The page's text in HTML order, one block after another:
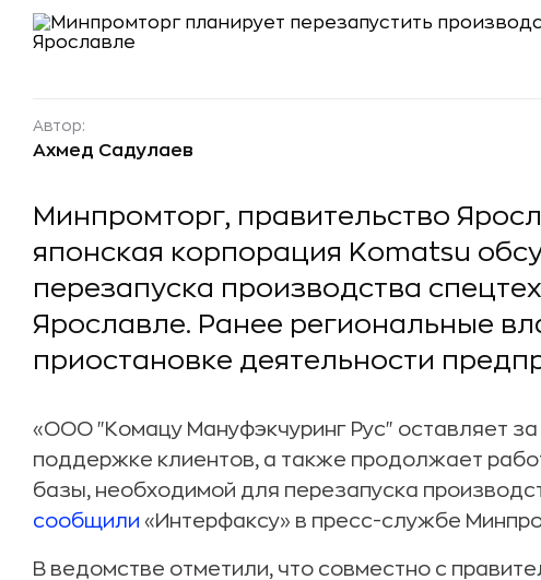
Автор:
Ахмед Садулаев
Минпромторг, правительство
японская корпорация Komatsu
перезапуска производства
Ярославле. Ранее региональные
приостановке деятельности
«ООО "Комацу Мануфэкчуринг Рус" оставляет
поддержке клиентов, а также продолжает
базы, необходимой для перезапуска
сообщили «Интерфаксу» в пресс-службе
В ведомстве отметили, что совместно с